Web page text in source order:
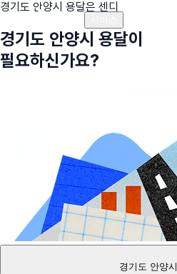
경기도 안양시 용달은 센디
경기도 안양시 용달이
필요하신가요?
경기도 안양시